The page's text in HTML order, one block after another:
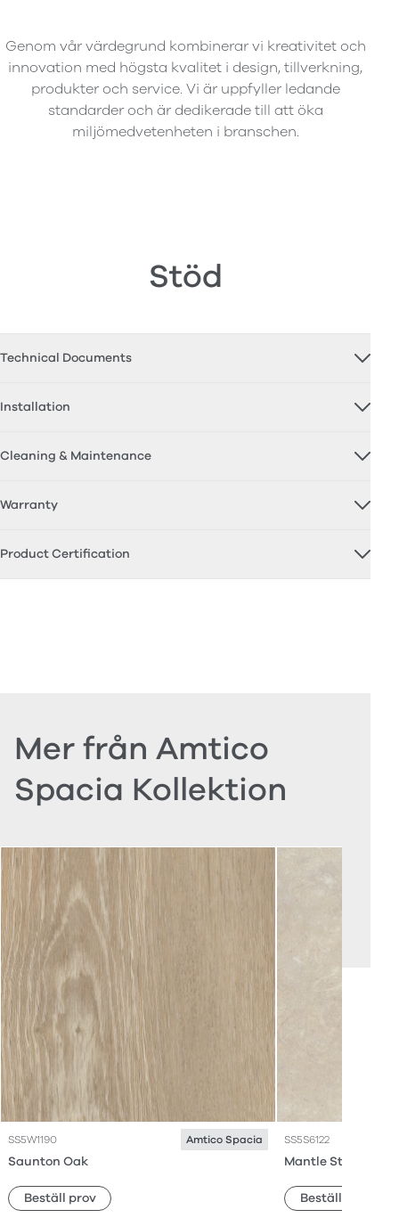
Genom vår värdegrund kombinerar vi kreativitet och
innovation med högsta kvalitet i design, tillverkning,
produkter och service. Vi är uppfyller ledande
standarder och är dedikerade till att öka
miljömedvetenheten i branschen.
Stöd
Technical Documents
Installation
Cleaning & Maintenance
Warranty
Product Certification
Mer från Amtico
Spacia Kollektion
SS5W1190 Amtico Spacia
Saunton Oak
Beställ prov
SS5S6122
Mantle Stone
Beställ prov